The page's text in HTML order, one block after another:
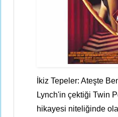
İkiz Tepeler: Ateşte
Lynch'in çektiği Twin
hikayesi niteliğinde